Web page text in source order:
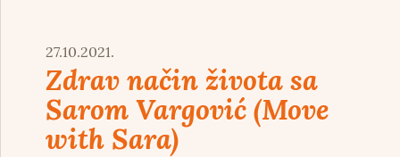
27.10.2021.
Zdrav način života sa
Sarom Vargović (Move
with Sara)